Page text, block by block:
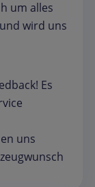
um alles
wird uns
Es
uns